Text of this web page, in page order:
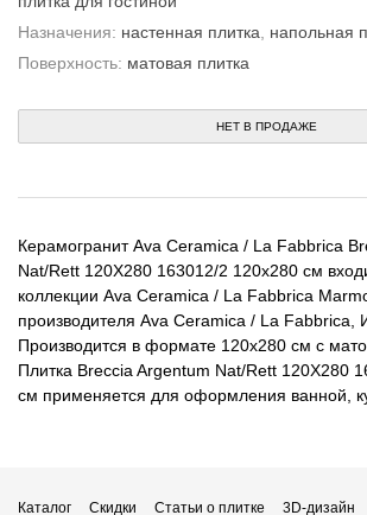
Назначения: настенная плитка
напольная
Поверхность: матовая плитка
НЕТ В ПРОДАЖЕ
Керамогранит Ava Ceramica / La Fabbrica
Nat/Rett 120X280 163012/2 120x280 см
коллекции Ava Ceramica / La Fabbrica
производителя Ava Ceramica / La Fabbrica,
Производится в формате 120x280 см с
Плитка Breccia Argentum Nat/Rett 120X280
см применяется для оформления ванной,
Каталог Скидки Статьи о плитке 3D-дизайн